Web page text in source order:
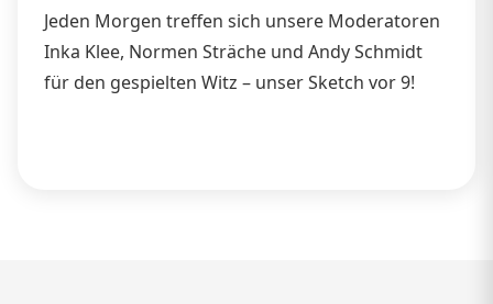
Jeden Morgen treffen sich unsere Moderatoren
Inka Klee, Normen Sträche und Andy Schmidt
für den gespielten Witz – unser Sketch vor 9!